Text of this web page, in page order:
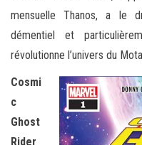
mensuelle Thanos, a le
démentiel et
révolutionne l’univers du
Cosmi
c
Ghost
Rider